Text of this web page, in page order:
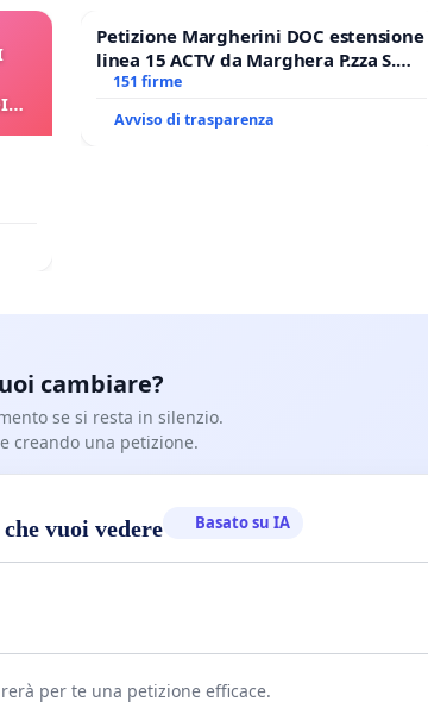
Petizione Margherini DOC estensione
linea 15 ACTV da Marghera P.zza S.
Antonio all'aeroporto Marco Polo
tariffa a € 1,50
151 firme
Avviso di trasparenza
cambiare?
se si resta in silenzio.
creando una petizione.
vuoi vedere Basato su IA
per te una petizione efficace.